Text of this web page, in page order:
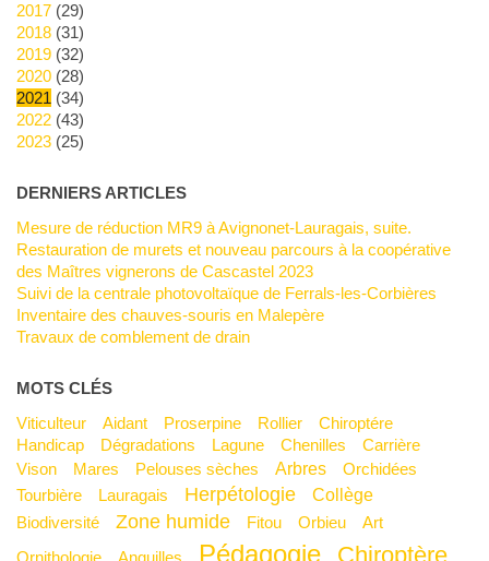
2017(29)
2018(31)
2019(32)
2020(28)
2021(34)
2022(43)
2023(25)
DERNIERS ARTICLES
Mesure de réduction MR9 à Avignonet-Lauragais, suite.
Restauration de murets et nouveau parcours à la coopérative
des Maîtres vignerons de Cascastel 2023
Suivi de la centrale photovoltaïque de Ferrals-les-Corbières
Inventaire des chauves-souris en Malepère
Travaux de comblement de drain
MOTS CLÉS
Viticulteur
Aidant Proserpine Rollier
Chiroptére
Handicap
Dégradations Lagune Chenilles
Carrière
Vison
Mares Pelouses sèches Arbres
Orchidées
Tourbière
Lauragais Herpétologie Collège
Biodiversité Zone humide Fitou Orbieu
Art
Pédagogie Chiroptère